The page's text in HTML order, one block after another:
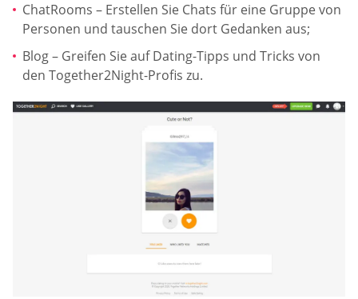
ChatRooms – Erstellen Sie Chats für eine Gruppe von
Personen und tauschen Sie dort Gedanken aus;
Blog – Greifen Sie auf Dating-Tipps und Tricks von
den Together2Night-Profis zu.